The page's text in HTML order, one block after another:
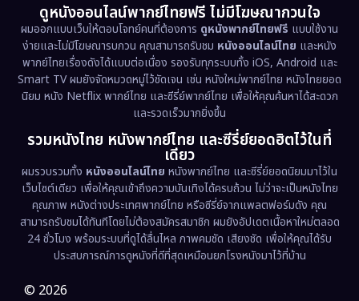
Emotional (61)
Epic มหากาพย์ (218)
Erotic (36)
Family ครอบครัว (363)
Fantasy จินตนาการ (326)
Fiction (9)
Film (57)
Gothic
ดูหนังออนไลน์พากย์ไทยฟรี ไม่มีโฆษณากวนใจ
ผมออกแบบเว็บให้ตอบโจทย์คนที่ต้องการ ดูหนังพากย์ไทยฟรี แบบใช้งาน
ง่ายและไม่มีโฆษณารบกวน คุณสามารถรับชม หนังออนไลน์ไทย และหนัง
พากย์ไทยเรื่องดังได้แบบต่อเนื่อง รองรับทุกระบบทั้ง iOS, Android และ
Smart TV ผมยังจัดหมวดหมู่ไว้ชัดเจน เช่น หนังใหม่พากย์ไทย หนังไทยยอด
นิยม หนัง Netflix พากย์ไทย และซีรี่ย์พากย์ไทย เพื่อให้คุณค้นหาได้สะดวก
และรวดเร็วมากยิ่งขึ้น
รวมหนังไทย หนังพากย์ไทย และซีรี่ย์ยอดฮิตไว้ในที่
เดียว
ผมรวบรวมทั้ง หนังออนไลน์ไทย หนังพากย์ไทย และซีรี่ย์ยอดนิยมมาไว้ใน
เว็บไซต์เดียว เพื่อให้คุณเข้าถึงความบันเทิงได้ครบถ้วน ไม่ว่าจะเป็นหนังไทย
คุณภาพ หนังต่างประเทศพากย์ไทย หรือซีรี่ย์จากแพลตฟอร์มดัง คุณ
สามารถรับชมได้ทันทีโดยไม่ต้องสมัครสมาชิก ผมยังอัปเดตเนื้อหาใหม่ตลอด
24 ชั่วโมง พร้อมระบบที่ดูได้ลื่นไหล ภาพคมชัด เสียงชัด เพื่อให้คุณได้รับ
ประสบการณ์การดูหนังที่ดีที่สุดเหมือนยกโรงหนังมาไว้ที่บ้าน
© 2026